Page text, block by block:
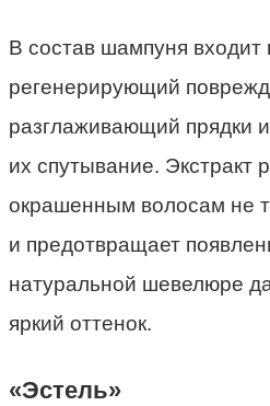
В состав шампуня входит
регенерирующий
разглаживающий прядки
их спутывание. Экстракт
окрашенным волосам не
и предотвращает
натуральной шевелюре
яркий оттенок.
«Эстель»